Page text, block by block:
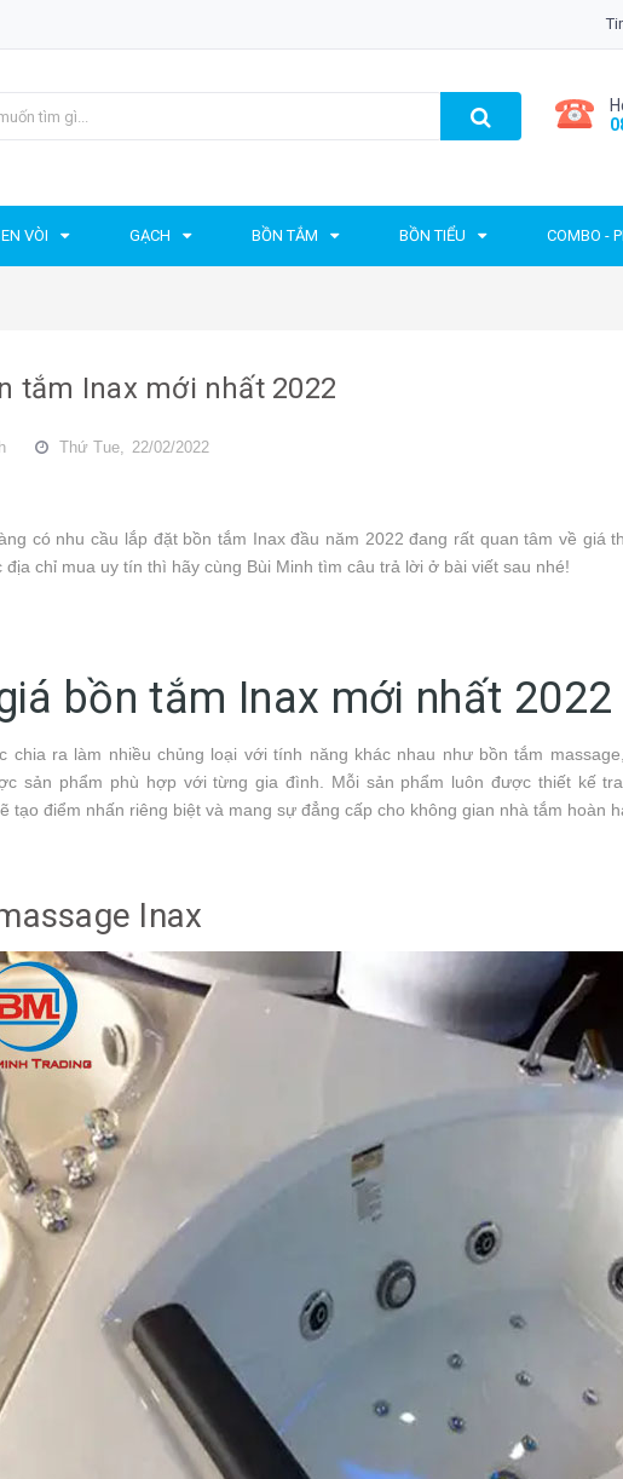
VÒI GẠCH BỒN TẮM BỒN TIỂU COMBO -
tắm Inax mới nhất 2022
Thứ Tue, 22/02/2022
có nhu cầu lắp đặt bồn tắm Inax đầu năm 2022 đang rất quan tâm về giá
chỉ mua uy tín thì hãy cùng Bùi Minh tìm câu trả lời ở bài viết sau nhé!
bồn tắm Inax mới nhất 2022
chia ra làm nhiều chủng loại với tính năng khác nhau như bồn tắm
sản phẩm phù hợp với từng gia đình. Mỗi sản phẩm luôn được thiết kế
tạo điểm nhấn riêng biệt và mang sự đẳng cấp cho không gian nhà tắm hoàn
Inax